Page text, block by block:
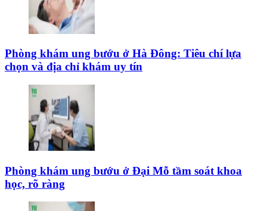
Phòng khám ung bướu ở Hà Đông: Tiêu chí lựa
chọn và địa chỉ khám uy tín
Phòng khám ung bướu ở Đại Mỗ tầm soát khoa
học, rõ ràng